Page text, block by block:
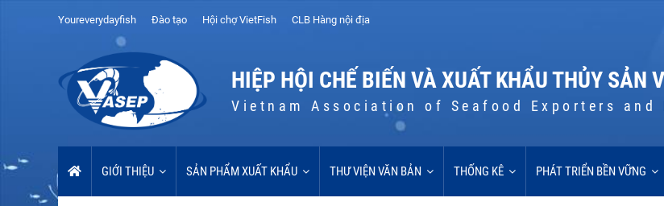
Youreverydayfish Đào tạo Hội chợ VietFish CLB Hàng nội địa
HIỆP HỘI CHẾ BIẾN VÀ XUẤT KHẨU THỦY SẢN
Vietnam Association of Seafood Exporters and
GIỚI THIỆU SẢN PHẨM XUẤT KHẨU THƯ VIỆN VĂN BẢN THỐNG KÊ PHÁT TRIỂN BỀN VỮNG